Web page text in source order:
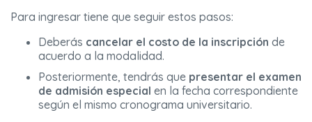
Para ingresar tiene que seguir estos pasos:
Deberás cancelar el costo de la inscripción de
acuerdo a la modalidad.
Posteriormente, tendrás que presentar el examen
de admisión especial en la fecha correspondiente
según el mismo cronograma universitario.